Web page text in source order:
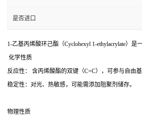
是否进口
1-乙基丙烯酸环己酯（Cyclohexyl 1-ethylacrylate）是
化学性质
反应性： 含丙烯酸酯的双键（C=C），可参与自由
稳定性：对光、热敏感，可能需添加阻聚剂储存。
物理性质